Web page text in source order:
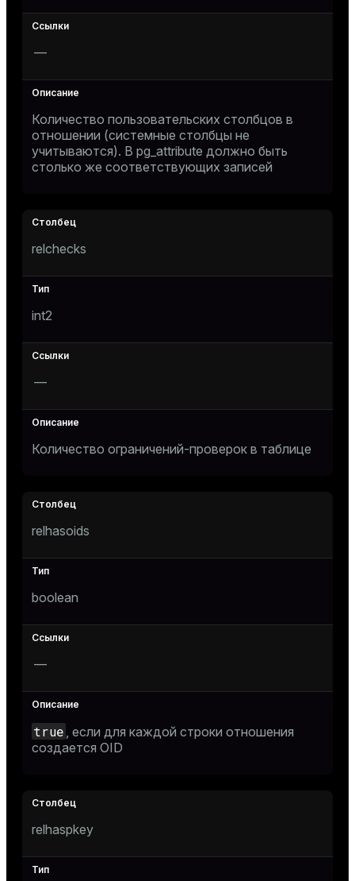
—
Количество пользовательских столбцов в
отношении (системные столбцы не
учитываются). В pg_attribute должно быть
столько же соответствующих записей
relchecks
int2
—
Количество ограничений-проверок в таблице
relhasoids
boolean
—
true , если для каждой строки отношения
создается OID
relhaspkey